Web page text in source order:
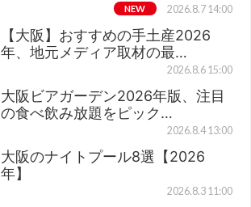
NEW 2026.8.7 14:00
【大阪】おすすめの手土産2026
年、地元メディア取材の最…
2026.8.6 15:00
大阪ビアガーデン2026年版、注目
の食べ飲み放題をピック…
2026.8.4 13:00
大阪のナイトプール8選【2026
年】
2026.8.3 11:00